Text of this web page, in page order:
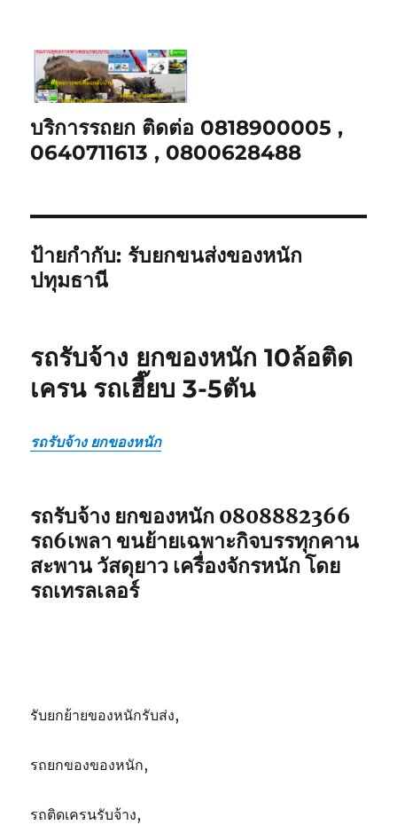
บริการรถยก ติดต่อ 0818900005 ,
0640711613 , 0800628488
ป้ายกำกับ: รับยกขนส่งของหนัก
ปทุมธานี
รถรับจ้าง ยกของหนัก 10ล้อติด
เครน รถเฮี๊ยบ 3-5ตัน
รถรับจ้าง ยกของหนัก
รถรับจ้าง ยกของหนัก 0808882366
รถ6เพลา ขนย้ายเฉพาะกิจบรรทุกคาน
สะพาน วัสดุยาว เครื่องจักรหนัก โดย
รถเทรลเลอร์
รับยกย้ายของหนักรับส่ง,
รถยกของของหนัก,
รถติดเครนรับจ้าง,